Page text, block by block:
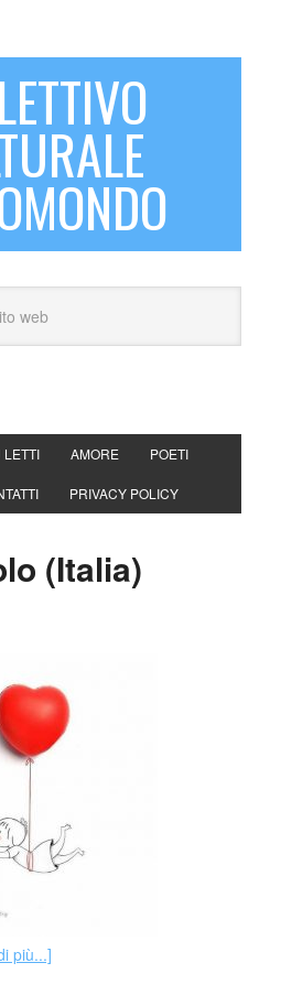
LETTI AMORE POETI
PRIVACY POLICY
(Italia)
più...]